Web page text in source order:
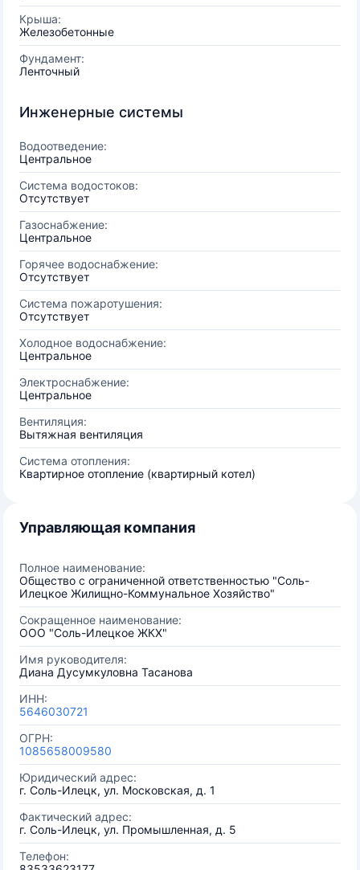
Крыша:
Железобетонные
Фундамент:
Ленточный
Инженерные системы
Водоотведение:
Центральное
Система водостоков:
Отсутствует
Газоснабжение:
Центральное
Горячее водоснабжение:
Отсутствует
Система пожаротушения:
Отсутствует
Холодное водоснабжение:
Центральное
Электроснабжение:
Центральное
Вентиляция:
Вытяжная вентиляция
Система отопления:
Квартирное отопление (квартирный котел)
Управляющая компания
Полное наименование:
Общество с ограниченной ответственностью "Соль-
Илецкое Жилищно-Коммунальное Хозяйство"
Сокращенное наименование:
ООО "Соль-Илецкое ЖКХ"
Имя руководителя:
Диана Дусумкуловна Тасанова
ИНН:
5646030721
ОГРН:
1085658009580
Юридический адрес:
г. Соль-Илецк, ул. Московская, д. 1
Фактический адрес:
г. Соль-Илецк, ул. Промышленная, д. 5
Телефон: